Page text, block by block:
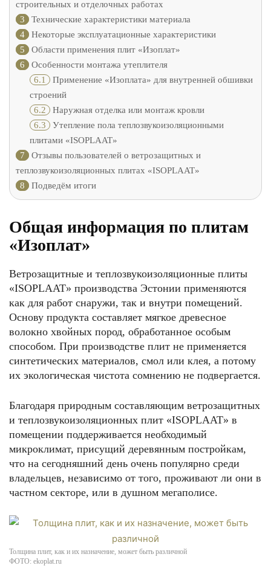
строительных и отделочных работах
3
Технические характеристики материала
4
Некоторые эксплуатационные характеристики
5
Области применения плит «Изоплат»
6
Особенности монтажа утеплителя
6.1 Применение «Изоплата» для внутренней обшивки
строений
6.2 Наружная отделка или монтаж кровли
6.3 Утепление пола теплозвукоизоляционными
плитами «ISOPLAAT»
7
Отзывы пользователей о ветрозащитных и
теплозвукоизоляционных плитах «ISOPLAAT»
8
Подведём итоги
Общая информация по плитам
«Изоплат»
Ветрозащитные и теплозвукоизоляционные плиты
«ISOPLAAT» производства Эстонии применяются
как для работ снаружи, так и внутри помещений.
Основу продукта составляет мягкое древесное
волокно хвойных пород, обработанное особым
способом. При производстве плит не применяется
синтетических материалов, смол или клея, а потому
их экологическая чистота сомнению не подвергается.
Благодаря природным составляющим ветрозащитных
и теплозвукоизоляционных плит «ISOPLAAT» в
помещении поддерживается необходимый
микроклимат, присущий деревянным постройкам,
что на сегодняшний день очень популярно среди
владельцев, независимо от того, проживают ли они в
частном секторе, или в душном мегаполисе.
Толщина плит, как и их назначение, может быть различной
ФОТО: ekoplat.ru